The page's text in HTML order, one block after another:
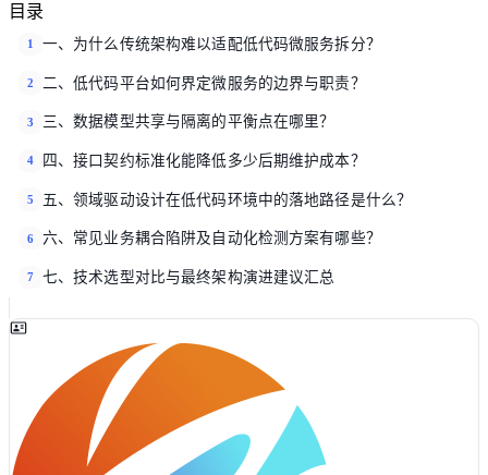
目录
1 一、为什么传统架构难以适配低代码微服务拆分？
2 二、低代码平台如何界定微服务的边界与职责？
3 三、数据模型共享与隔离的平衡点在哪里？
4 四、接口契约标准化能降低多少后期维护成本？
5 五、领域驱动设计在低代码环境中的落地路径是什么？
6 六、常见业务耦合陷阱及自动化检测方案有哪些？
7 七、技术选型对比与最终架构演进建议汇总